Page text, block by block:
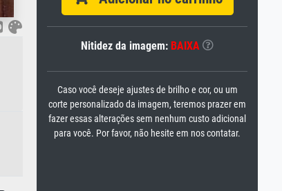
Nitidez da imagem: BAIXA
Caso você deseje ajustes de brilho e cor, ou um
corte personalizado da imagem, teremos prazer em
fazer essas alterações sem nenhum custo adicional
para você. Por favor, não hesite em nos contatar.